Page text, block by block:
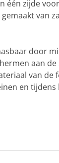
één zijde
van
door
aan
van
en tijdens